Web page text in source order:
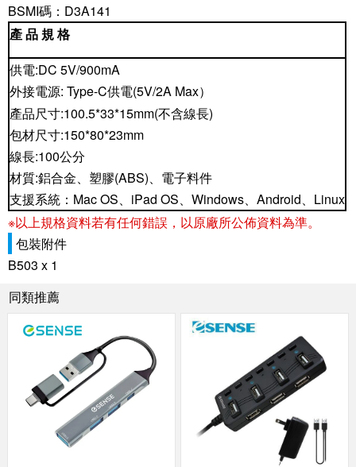
BSMI碼：D3A141
產 品 規 格
供電:DC 5V/900mA
外接電源: Type-C供電(5V/2A Max）
產品尺寸:100.5*33*15mm(不含線長)
包材尺寸:150*80*23mm
線長:100公分
材質:鋁合金、塑膠(ABS) 、電子料件
支援系統： Mac OS iPad OS Windows Android
Linux
※以上規格資料若有任何錯誤，以原廠所公佈資料為準。
包裝附件
B503 x 1
同類推薦